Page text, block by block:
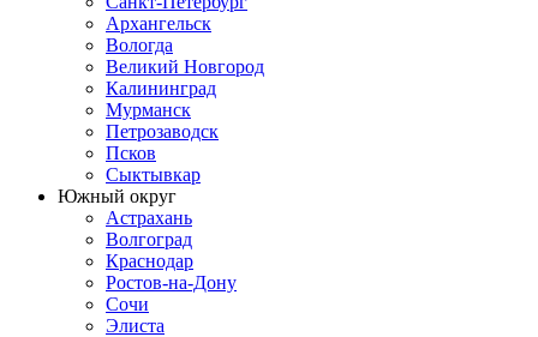
Архангельск
Вологда
Великий Новгород
Калининград
Мурманск
Петрозаводск
Псков
Сыктывкар
Южный округ
Астрахань
Волгоград
Краснодар
Ростов-на-Дону
Сочи
Элиста